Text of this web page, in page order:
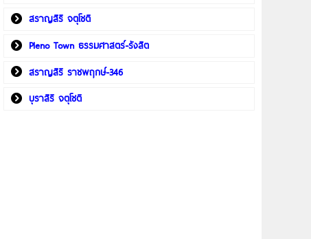
สราญสิริ จตุโชติ
Pleno Town ธรรมศาสตร์-รังสิต
สราญสิริ ราชพฤกษ์-346
บุราสิริ จตุโชติ